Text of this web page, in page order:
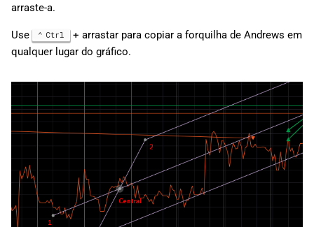
arraste-a.
Use Ctrl
+ arrastar para copiar a forquilha de Andrews em
qualquer lugar do gráfico.